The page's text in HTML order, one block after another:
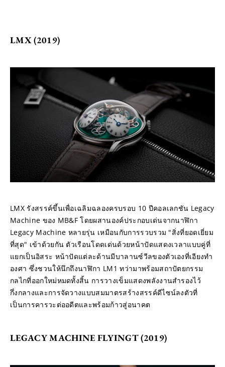
LMX (2019)
LMX รังสรรค์ขึ้นเพื่อเฉลิมฉลองครบรอบ 10 ปีคอลเลกชัน Legacy
Machine ของ MB&F โดยผสานองค์ประกอบเด่นจากนาฬิกา
Legacy Machine หลายรุ่น เหมือนกับการรวบรวม "สิ่งที่ยอดเยี่ยม
ที่สุด" เข้าด้วยกัน ตัวเรือนโดดเด่นด้วยหน้าปัดแสดงเวลาแบบคู่ที่
แยกเป็นอิสระ หน้าปัดแต่ละด้านมีบาลานซ์วีลของตัวเองที่เอียงทำ
องศา ซึ่งชวนให้นึกถึงนาฬิกา LM1 ทว่ามาพร้อมสถาปัตยกรรม
กลไกที่ออกใหม่หมดทั้งสิ้น การวางเข็มแสดงพลังงานสำรองไว้
กึ่งกลางและการจัดวางแบบสมมาตรสร้างสรรค์ดีไซน์ลงตัวที่
เป็นการคารวะต่ออดีตและพร้อมก้าวสู่อนาคต
LEGACY MACHINE FLYINGT (2019)